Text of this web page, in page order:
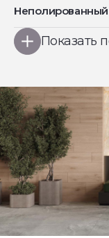
Неполированный
Показать